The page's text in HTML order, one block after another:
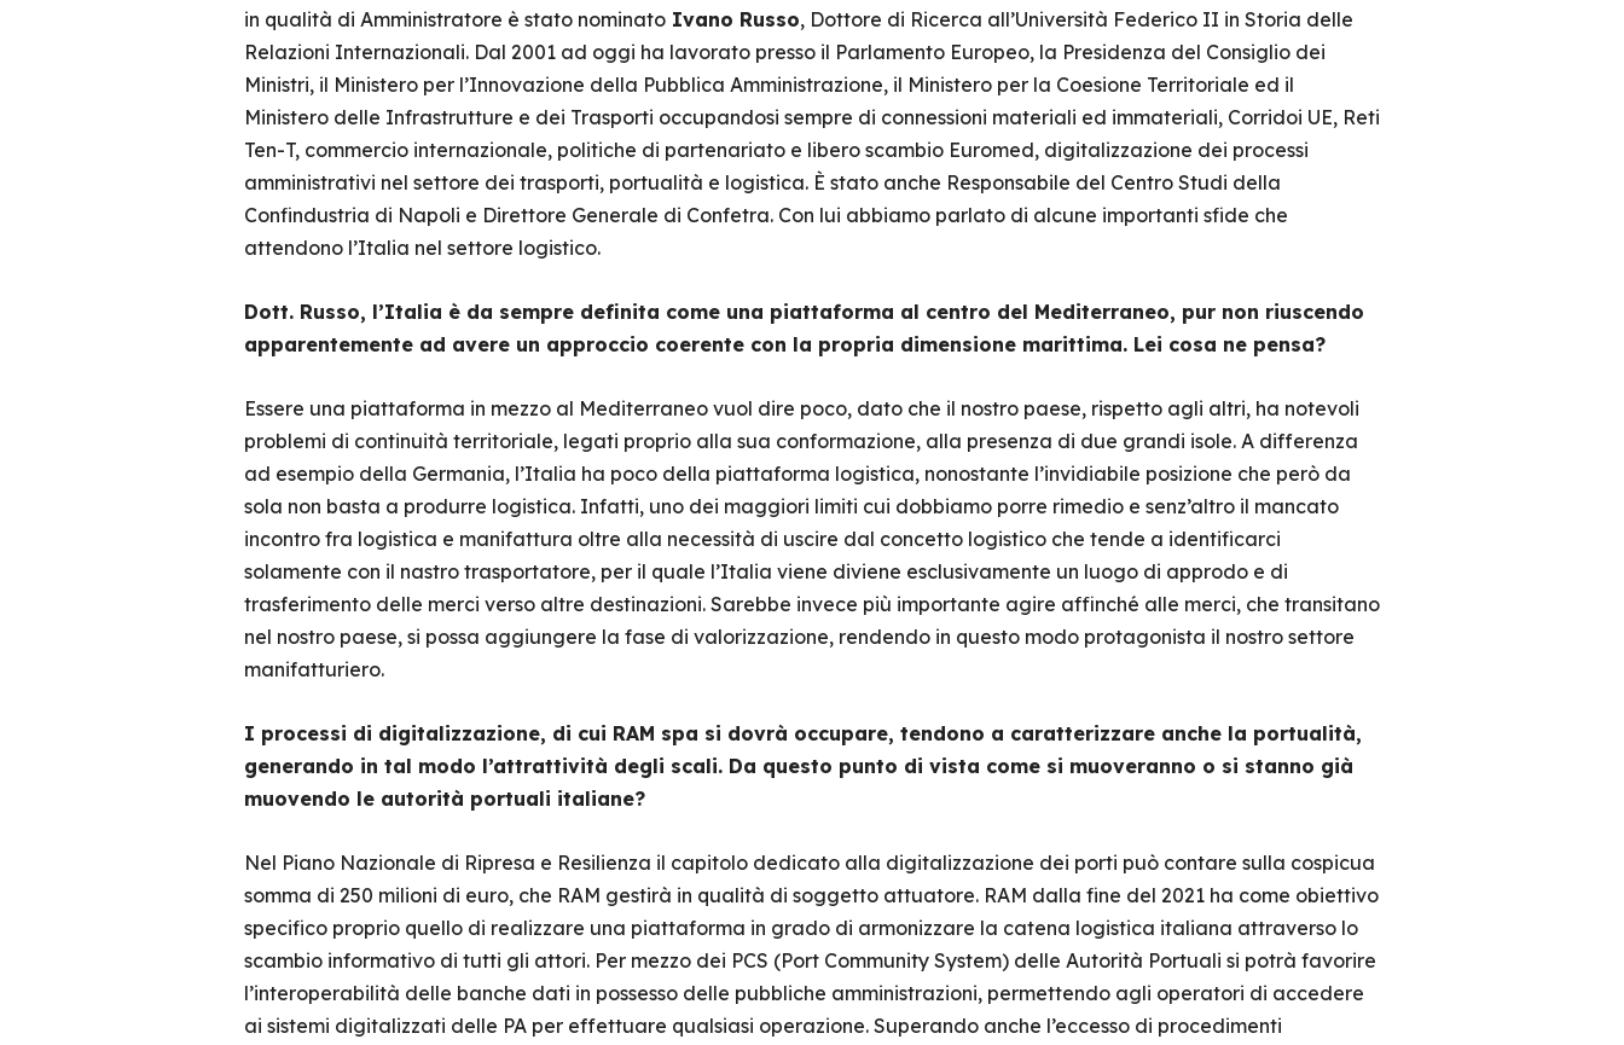
in qualità di Amministratore è stato nominatoIvano Russo, Dottore di Ricerca all’Università Federico II in Storia delle
Relazioni Internazionali. Dal 2001 ad oggi ha lavorato presso il Parlamento Europeo, la Presidenza del Consiglio dei
Ministri, il Ministero per l’Innovazione della Pubblica Amministrazione, il Ministero per la Coesione Territoriale ed il
Ministero delle Infrastrutture e dei Trasporti occupandosi sempre di connessioni materiali ed immateriali, Corridoi UE, Reti
Ten-T, commercio internazionale, politiche di partenariato e libero scambio Euromed, digitalizzazione dei processi
amministrativi nel settore dei trasporti, portualità e logistica. È stato anche Responsabile del Centro Studi della
Confindustria di Napoli e Direttore Generale di Confetra. Con lui abbiamo parlato di alcune importanti sfide che
attendono l’Italia nel settore logistico.
Dott. Russo, l’Italia è da sempre definita come una piattaforma al centro del Mediterraneo, pur non riuscendo
apparentemente ad avere un approccio coerente con la propria dimensione marittima. Lei cosa ne pensa?
Essere una piattaforma in mezzo al Mediterraneo vuol dire poco, dato che il nostro paese, rispetto agli altri, ha notevoli
problemi di continuità territoriale, legati proprio alla sua conformazione, alla presenza di due grandi isole. A differenza
ad esempio della Germania, l’Italia ha poco della piattaforma logistica, nonostante l’invidiabile posizione che però da
sola non basta a produrre logistica. Infatti, uno dei maggiori limiti cui dobbiamo porre rimedio e senz’altro il mancato
incontro fra logistica e manifattura oltre alla necessità di uscire dal concetto logistico che tende a identificarci
solamente con il nastro trasportatore, per il quale l’Italia viene diviene esclusivamente un luogo di approdo e di
trasferimento delle merci verso altre destinazioni. Sarebbe invece più importante agire affinché alle merci, che transitano
nel nostro paese, si possa aggiungere la fase di valorizzazione, rendendo in questo modo protagonista il nostro settore
manifatturiero.
I processi di digitalizzazione, di cui RAM spa si dovrà occupare, tendono a caratterizzare anche la portualità,
generando in tal modo l’attrattività degli scali. Da questo punto di vista come si muoveranno o si stanno già
muovendo le autorità portuali italiane?
Nel Piano Nazionale di Ripresa e Resilienza il capitolo dedicato alla digitalizzazione dei porti può contare sulla cospicua
somma di 250 milioni di euro, che RAM gestirà in qualità di soggetto attuatore. RAM dalla fine del 2021 ha come obiettivo
specifico proprio quello di realizzare una piattaforma in grado di armonizzare la catena logistica italiana attraverso lo
scambio informativo di tutti gli attori. Per mezzo dei PCS (Port Community System) delle Autorità Portuali si potrà favorire
l’interoperabilità delle banche dati in possesso delle pubbliche amministrazioni, permettendo agli operatori di accedere
ai sistemi digitalizzati delle PA per effettuare qualsiasi operazione. Superando anche l’eccesso di procedimenti